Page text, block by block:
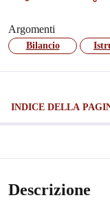
Argomenti
Bilancio
INDICE DELLA
Descrizione